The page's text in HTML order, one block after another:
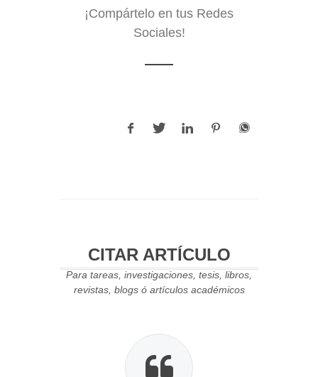
¡Compártelo en tus Redes
Sociales!
CITAR ARTÍCULO
Para tareas, investigaciones, tesis, libros,
revistas, blogs ó artículos académicos